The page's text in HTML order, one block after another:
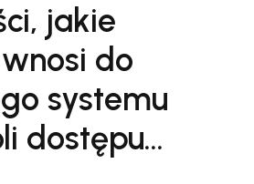
jakie
do
systemu
dostępu…